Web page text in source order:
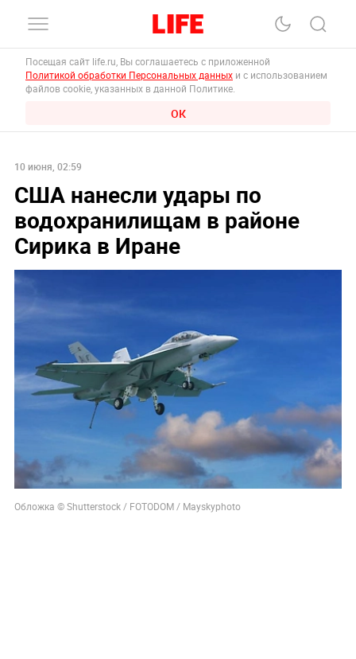
Посещая сайт life.ru, Вы соглашаетесь с приложенной
Политикой обработки Персональных данных и с использованием
файлов cookie, указанных в данной Политике.
ОК
10 июня, 02:59
США нанесли удары по
водохранилищам в районе
Сириκа в Иране
Обложка © Shutterstock / FOTODOM / Mayskyphoto